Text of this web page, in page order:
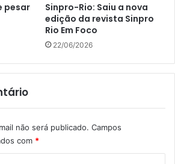
pesar
Sinpro-Rio: Saiu a nova
edição da revista Sinpro
Rio Em Foco
22/06/2026
não será publicado. Campos
com *